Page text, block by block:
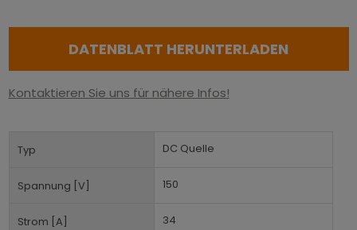
DATENBLATT HERUNTERLADEN
Kontaktieren Sie uns für nähere Infos!
Typ DC Quelle
Spannung [V] 150
Strom [A] 34